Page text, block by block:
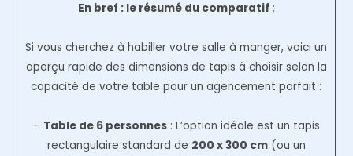
En bref : le résumé du comparatif :
Si vous cherchez à habiller votre salle à manger, voici un
aperçu rapide des dimensions de tapis à choisir selon la
capacité de votre table pour un agencement parfait :
– Table de 6 personnes: L’option idéale est un tapis
rectangulaire standard de 200 x 300 cm(ou un